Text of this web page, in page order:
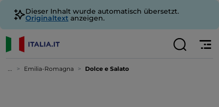
Dieser Inhalt wurde automatisch übersetzt.
Originaltext anzeigen.
... Emilia-Romagna Dolce e Salato